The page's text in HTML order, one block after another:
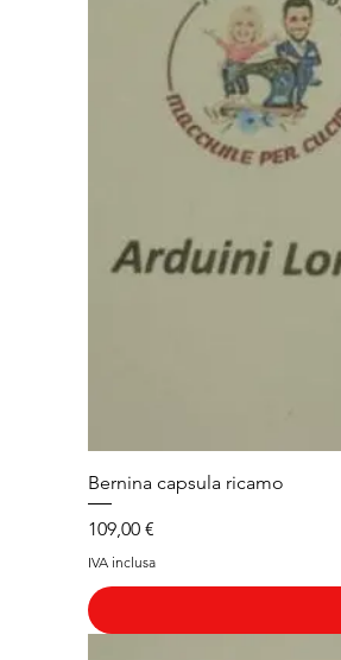
Bernina capsula ricamo
Prezzo
109,00 €
IVA inclusa